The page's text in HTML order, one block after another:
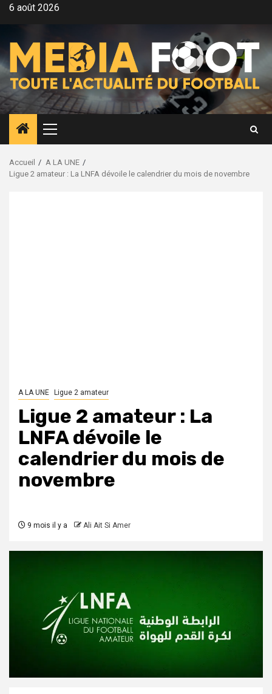
Aller6 août 2026
Menu
principal
Accueil
A LA UNE
Ligue 2 amateur : La LNFA dévoile le calendrier du mois de novembre
A LA UNE Ligue 2 amateur
Ligue 2 amateur : La
LNFA dévoile le
calendrier du mois de
novembre
9 mois il y a Ali Ait Si Amer